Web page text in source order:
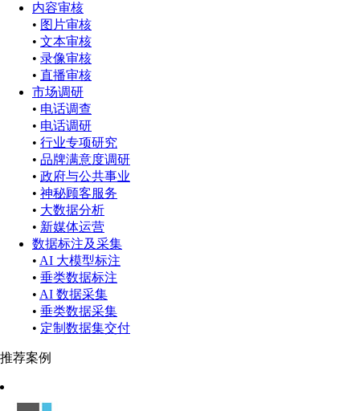
内容审核
• 图片审核
• 文本审核
• 录像审核
• 直播审核
市场调研
• 电话调查
• 电话调研
• 行业专项研究
• 品牌满意度调研
• 政府与公共事业
• 神秘顾客服务
• 大数据分析
• 新媒体运营
数据标注及采集
• AI 大模型标注
• 垂类数据标注
• AI 数据采集
• 垂类数据采集
• 定制数据集交付
推荐案例